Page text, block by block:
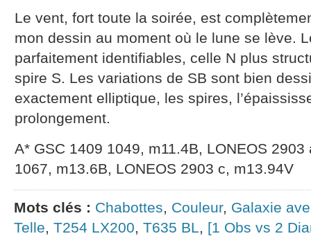
Le vent, fort toute la soirée, est
mon dessin au moment où le lune se lève.
parfaitement identifiables, celle N plus
spire S. Les variations de SB sont bien
exactement elliptique, les spires,
prolongement.
A* GSC 1409 1049, m11.4B, LONEOS
1067, m13.6B, LONEOS 2903 c, m13.94V
Mots clés : Chabottes, Couleur, Galaxie
Telle, T254 LX200, T635 BL, [1 Obs vs 2